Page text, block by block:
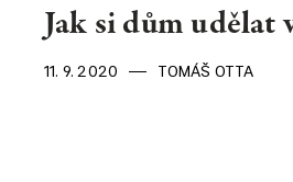
Jak si dům udělat
11. 9. 2020 TOMÁŠ OTTA